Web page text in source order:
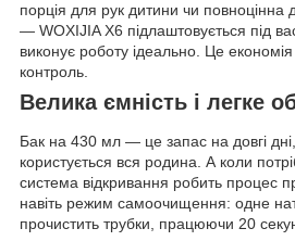
порція для рук дитини чи повноцінна
— WOXIJIA X6 підлаштовується під
виконує роботу ідеально. Це
контроль.
Велика ємність і легке
Бак на 430 мл — це запас на довгі
користується вся родина. А коли
система відкривання робить процес
навіть режим самоочищення: одне
прочистить трубки, працюючи 20